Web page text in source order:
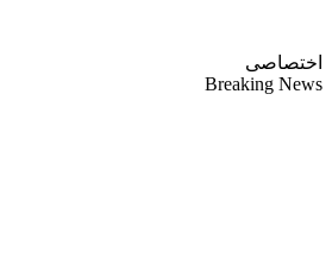
اختصاصی
Breaking News